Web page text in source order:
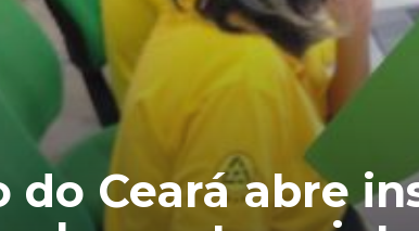
do Ceará abre